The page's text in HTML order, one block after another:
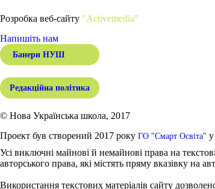
Розробка веб-сайту "Activemedia"
Напишіть нам
Банери НУШ
Редакційна політика
© Нова Українська школа, 2017
Проект був створений 2017 року ГО "Смарт Освіта"
Усі виключні майнові й немайнові права на
авторського права, які містять пряму вказівку на
Використання текстових матеріалів сайту